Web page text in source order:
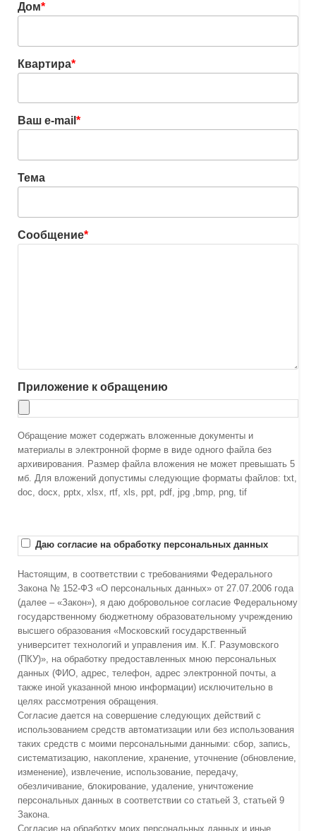
Дом*
Квартира*
Ваш e-mail *
Тема
Сообщение*
Приложение к обращению
Обращение может содержать вложенные документы и
материалы в электронной форме в виде одного файла без
архивирования. Размер файла вложения не может превышать 5
мб. Для вложений допустимы следующие форматы файлов: txt,
doc, docx, pptx, xlsx, rtf, xls, ppt, pdf, jpg ,bmp, png, tif
Даю согласие на обработку персональных данных
Настоящим, в соответствии с требованиями Федерального
Закона № 152-ФЗ «О персональных данных» от 27.07.2006 года
(далее – «Закон»), я даю добровольное согласие Федеральному
государственному бюджетному образовательному учреждению
высшего образования «Московский государственный
университет технологий и управления им. К.Г. Разумовского
(ПКУ)», на обработку предоставленных мною персональных
данных (ФИО, адрес, телефон, адрес электронной почты, а
также иной указанной мною информации) исключительно в
целях рассмотрения обращения.
Согласие дается на совершение следующих действий с
использованием средств автоматизации или без использования
таких средств с моими персональными данными: сбор, запись,
систематизацию, накопление, хранение, уточнение (обновление,
изменение), извлечение, использование, передачу,
обезличивание, блокирование, удаление, уничтожение
персональных данных в соответствии со статьей 3, статьей 9
Закона.
Согласие на обработку моих персональных данных и иные